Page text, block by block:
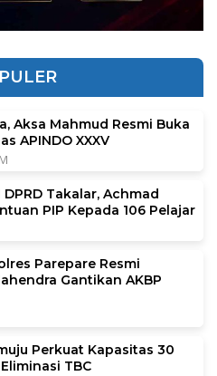
Aksa Mahmud Resmi Buka
APINDO XXXV
Takalar, Achmad
PIP Kepada 106 Pelajar
Parepare Resmi
Gantikan AKBP
Perkuat Kapasitas 30
TBC